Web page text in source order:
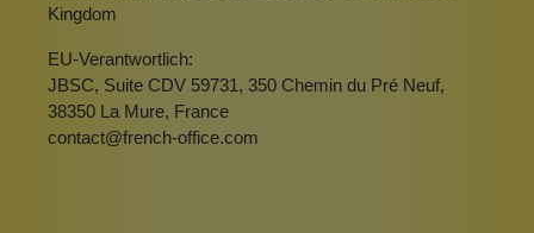
Kingdom
EU-Verantwortlich:
JBSC, Suite CDV 59731, 350 Chemin du Pré Neuf,
38350 La Mure, France
contact@french-office.com